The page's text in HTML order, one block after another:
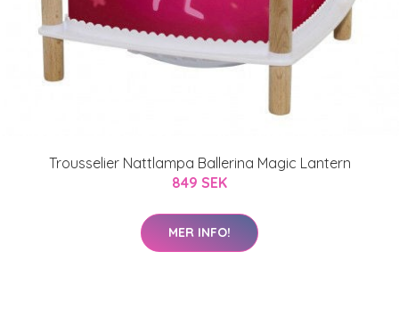
Trousselier Nattlampa Ballerina Magic Lantern
849 SEK
MER INFO!